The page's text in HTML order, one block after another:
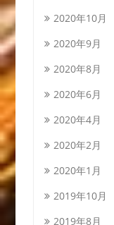
2020年10月
2020年9月
2020年8月
2020年6月
2020年4月
2020年2月
2020年1月
2019年10月
2019年8月